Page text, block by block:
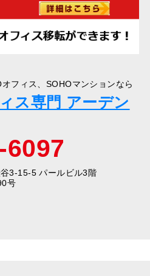
フィス、SOHOマンションなら
ス専門 アーデン
6097
3-15-5 パールビル3階
号